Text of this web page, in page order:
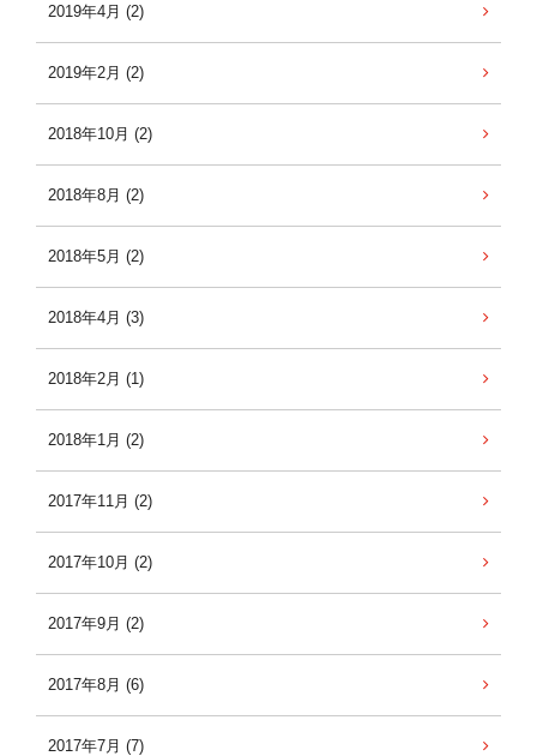
2019年4月 (2)
2019年2月 (2)
2018年10月 (2)
2018年8月 (2)
2018年5月 (2)
2018年4月 (3)
2018年2月 (1)
2018年1月 (2)
2017年11月 (2)
2017年10月 (2)
2017年9月 (2)
2017年8月 (6)
2017年7月 (7)